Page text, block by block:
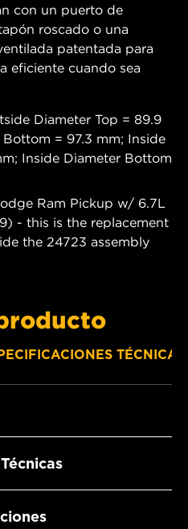
con un puerto de
roscado o una
patentada para
eficiente cuando sea
Diameter Top = 89.9
= 97.3 mm; Inside
Inside Diameter Bottom
Ram Pickup w/ 6.7L
- this is the replacement
the 24723 assembly
TÉCNICAS